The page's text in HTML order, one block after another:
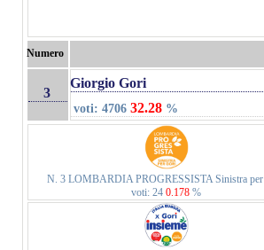
Numero
3
Giorgio Gori
voti: 470632.28 %
N. 3 LOMBARDIA PROGRESSISTA Sinistra
voti: 24 0.178 %